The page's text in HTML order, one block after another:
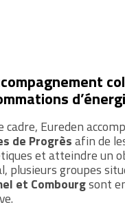
cadre, Eureden
de Progrèsafin de
et atteindre un
plusieurs groupes
et Combourgsont